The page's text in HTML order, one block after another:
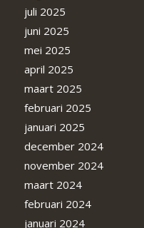
juli 2025
juni 2025
mei 2025
april 2025
maart 2025
februari 2025
januari 2025
december 2024
november 2024
maart 2024
februari 2024
januari 2024